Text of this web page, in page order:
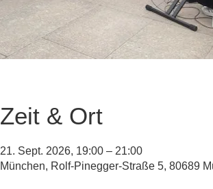
Zeit & Ort
21. Sept. 2026, 19:00 – 21:00
München, Rolf-Pinegger-Straße 5, 80689